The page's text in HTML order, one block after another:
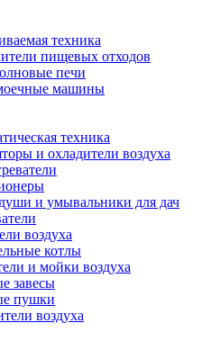
техника
пищевых отходов
печи
машины
техника
и охладители воздуха
и умывальники для дач
воздуха
котлы
и мойки воздуха
завесы
пушки
воздуха